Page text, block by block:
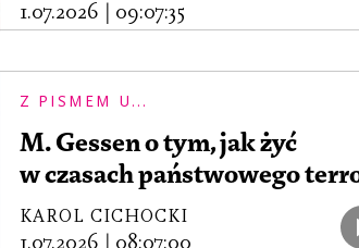
1.07.2026 09:07:35
Z PISMEM U...
M. Gessen o tym, jak żyć
w czasach państwowego
KAROL CICHOCKI
1.07.2026 08:07:00